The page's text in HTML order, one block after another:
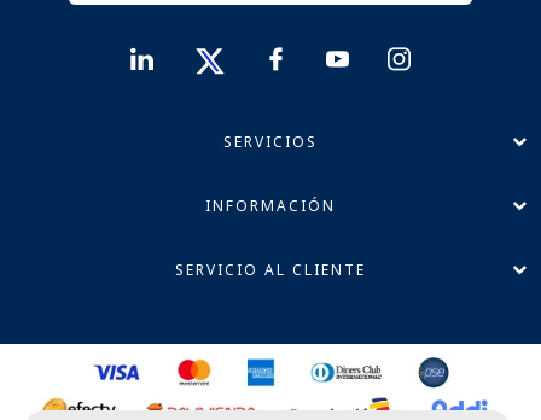
SERVICIOS
INFORMACIÓN
SERVICIO AL CLIENTE